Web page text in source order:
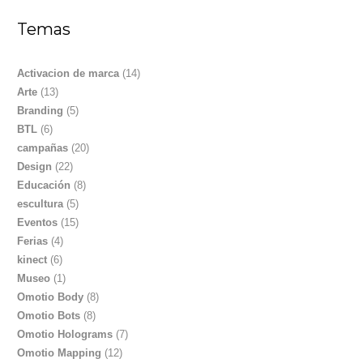
Temas
Activacion de marca(14)
Arte (13)
Branding (5)
BTL (6)
campañas (20)
Design (22)
Educación (8)
escultura(5)
Eventos (15)
Ferias (4)
kinect (6)
Museo (1)
Omotio Body (8)
Omotio Bots (8)
Omotio Holograms (7)
Omotio Mapping (12)